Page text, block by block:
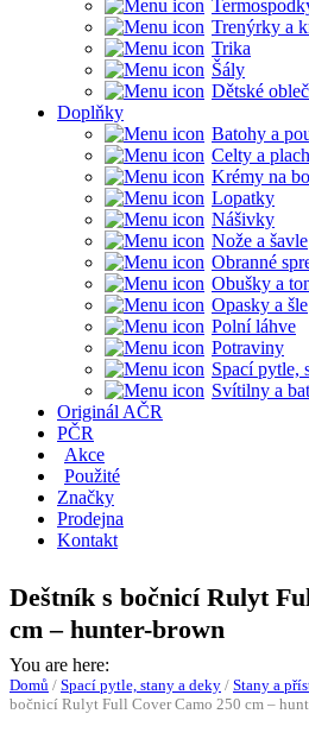
Trenýrky a
Trika
Šály
Dětské
Doplňky
Batohy a
Celty a
Krémy na
Lopatky
Nášivky
Nože a šavle
Obranné
Obušky a
Opasky a šle
Polní láhve
Potraviny
Spací pytle,
Svítilny a
Originál AČR
PČR
Akce
Použité
Značky
Prodejna
Kontakt
Deštník s bočnicí Rulyt
cm – hunter-brown
You are here:
Domů / Spací pytle, stany a deky / Stany a
bočnicí Rulyt Full Cover Camo 250 cm –